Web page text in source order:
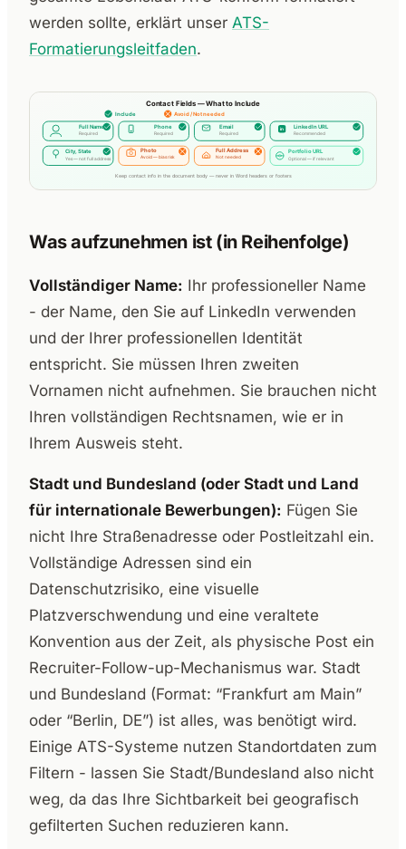
werden sollte, erklärt unser ATS-
Formatierungsleitfaden.
Was aufzunehmen ist (in Reihenfolge)
Vollständiger Name: Ihr professioneller Name
- der Name, den Sie auf LinkedIn verwenden
und der Ihrer professionellen Identität
entspricht. Sie müssen Ihren zweiten
Vornamen nicht aufnehmen. Sie brauchen nicht
Ihren vollständigen Rechtsnamen, wie er in
Ihrem Ausweis steht.
Stadt und Bundesland (oder Stadt und Land
für internationale Bewerbungen): Fügen Sie
nicht Ihre Straßenadresse oder Postleitzahl ein.
Vollständige Adressen sind ein
Datenschutzrisiko, eine visuelle
Platzverschwendung und eine veraltete
Konvention aus der Zeit, als physische Post ein
Recruiter-Follow-up-Mechanismus war. Stadt
und Bundesland (Format: “Frankfurt am Main”
oder “Berlin, DE”) ist alles, was benötigt wird.
Einige ATS-Systeme nutzen Standortdaten zum
Filtern - lassen Sie Stadt/Bundesland also nicht
weg, da das Ihre Sichtbarkeit bei geografisch
gefilterten Suchen reduzieren kann.